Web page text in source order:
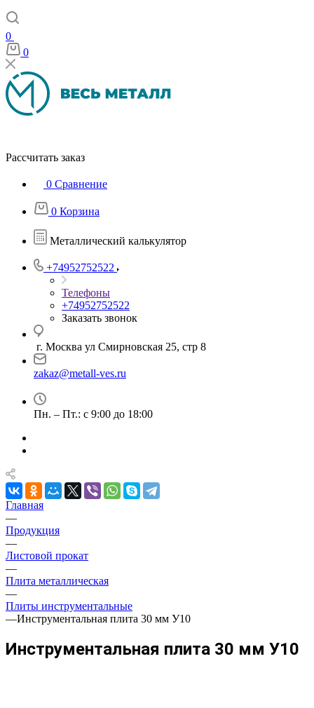
0
0
Рассчитать заказ
0 Сравнение
0 Корзина
Металлический калькулятор
+74952752522
Телефоны
+74952752522
Заказать звонок
г. Москва ул Смирновская 25, стр 8
zakaz@metall-ves.ru
Пн. – Пт.: с 9:00 до 18:00
Главная
—
Продукция
—
Листовой прокат
—
Плита металлическая
—
Плиты инструментальные
—Инструментальная плита 30 мм У10
Инструментальная плита 30 мм У10